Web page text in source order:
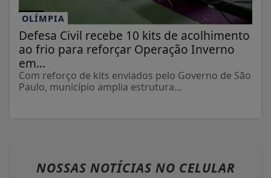
OLÍMPIA
Defesa Civil recebe 10 kits de acolhimento
ao frio para reforçar Operação Inverno
em...
Com reforço de kits enviados pelo Governo de São
Paulo, município amplia estrutura...
NOSSAS NOTÍCIAS NO CELULAR